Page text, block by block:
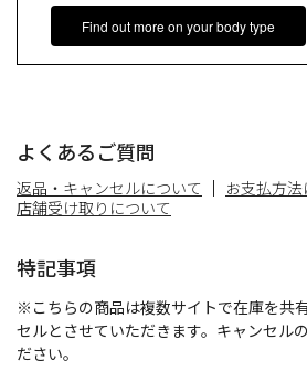
よくあるご質問
返品・キャンセルについて お支払方
店舗受け取りについて
特記事項
※こちらの商品は複数サイトで在庫を共
セルとさせていただきます。キャンセル
ださい。
Find out more on your body type